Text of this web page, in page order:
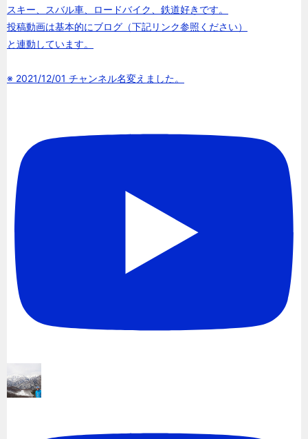
スキー、スバル車、ロードバイク、鉄道好きです。
投稿動画は基本的にブログ（下記リンク参照ください）
と連動しています。
※ 2021/12/01 チャンネル名変えました。